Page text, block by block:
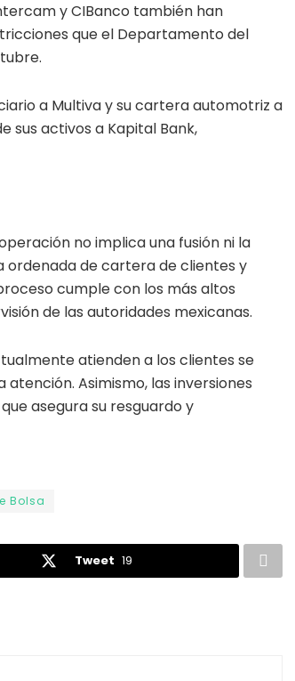
y CIBanco también han
que el Departamento del
a Multiva y su cartera automotriz a
sus activos a Kapital Bank,
no implica una fusión ni la
ordenada de cartera de clientes y
cumple con los más altos
de las autoridades mexicanas.
atienden a los clientes se
Asimismo, las inversiones
asegura su resguardo y
Bolsa
Tweet 19